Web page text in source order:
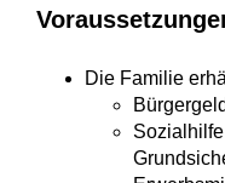
Die Familie
Bürgergeld